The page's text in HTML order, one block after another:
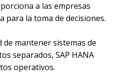
a las empresas
para la toma de decisiones.
de mantener sistemas de
separados, SAP HANA
operativos.